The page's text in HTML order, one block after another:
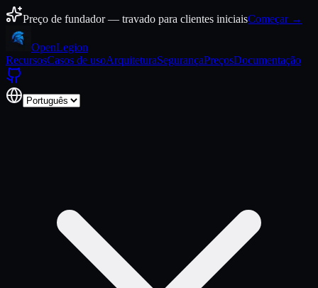
Pular para o conteúdo
Preço de fundador — travado para clientes iniciaisComeçar →
OpenLegion
RecursosCasos de usoArquiteturaSegurançaPreçosDocumentação